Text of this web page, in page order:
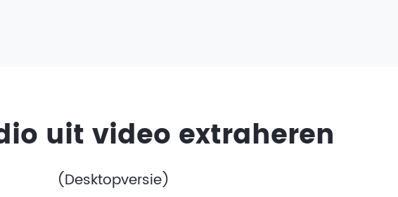
uit video extraheren
(Desktopversie)